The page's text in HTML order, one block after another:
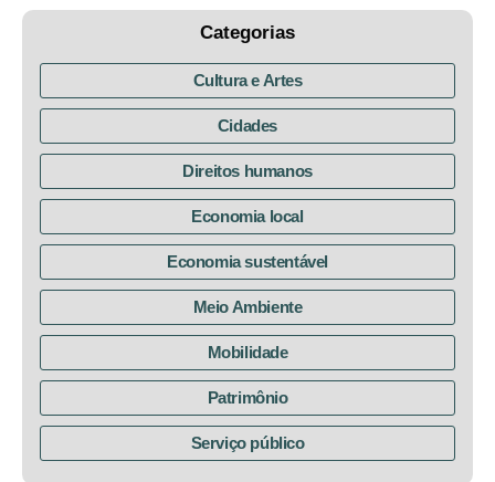
Categorias
Cultura e Artes
Cidades
Direitos humanos
Economia local
Economia sustentável
Meio Ambiente
Mobilidade
Patrimônio
Serviço público